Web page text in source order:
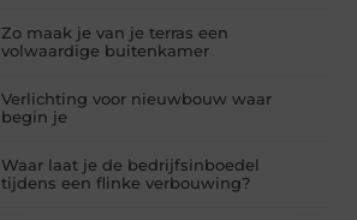
Zo maak je van je terras een
volwaardige buitenkamer
Verlichting voor nieuwbouw waar
begin je
Waar laat je de bedrijfsinboedel
tijdens een flinke verbouwing?